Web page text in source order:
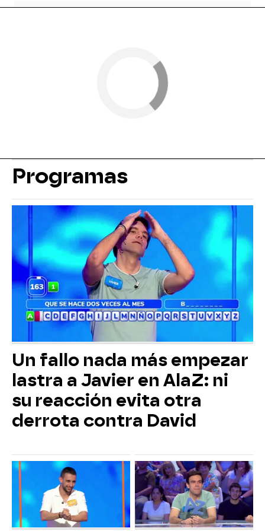
Programas
Un fallo nada más empezar
lastra a Javier en AlaZ: ni
su reacción evita otra
derrota contra David